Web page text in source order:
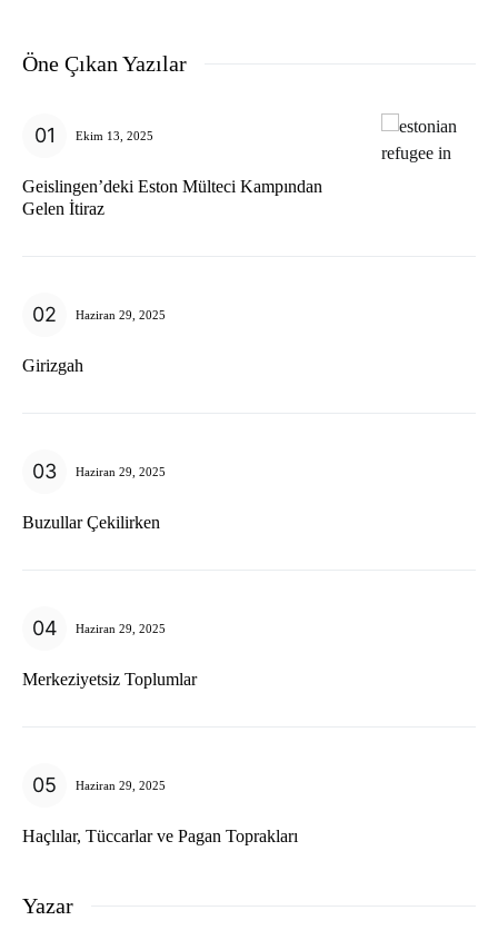
Öne Çıkan Yazılar
Ekim 13, 2025
Geislingen’deki Eston Mülteci Kampından
Gelen İtiraz
Haziran 29, 2025
Girizgah
Haziran 29, 2025
Buzullar Çekilirken
Haziran 29, 2025
Merkeziyetsiz Toplumlar
Haziran 29, 2025
Haçlılar, Tüccarlar ve Pagan Toprakları
Yazar